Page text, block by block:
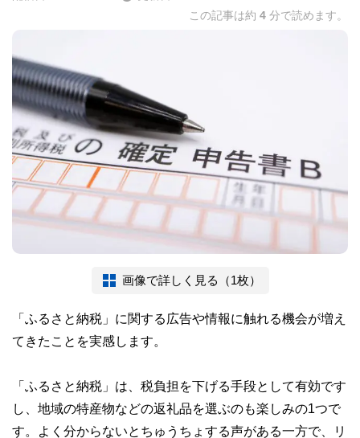
この記事は約 4 分で読めます。
画像で詳しく見る（1枚）
「ふるさと納税」に関する広告や情報に触れる機会が増え
てきたことを実感します。
「ふるさと納税」は、税負担を下げる手段として有効です
し、地域の特産物などの返礼品を選ぶのも楽しみの1つで
す。よく分からないとちゅうちょする声がある一方で、リ